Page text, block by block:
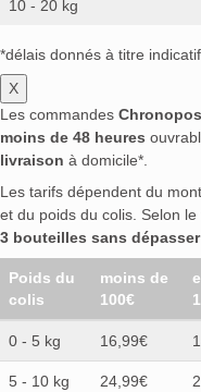
10 - 20 kg
*délais donnés à titre indicatif
X
Les commandes
moins de 48 heures
livraison à domicile*.
Les tarifs dépendent du
et du poids du colis. Selon le
3 bouteilles sans
Poids du
colis
moins de
100€
0 - 5 kg 16,99€
5 - 10 kg 24,99€